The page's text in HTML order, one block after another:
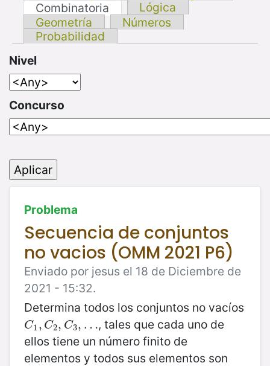
Combinatoria
Lógica
Geometría
Números
Probabilidad
Nivel
Concurso
Problema
Secuencia de conjuntos
no vacios (OMM 2021 P6)
Enviado por jesus el 18 de Diciembre de
2021 - 15:32.
Determina todos los conjuntos no vacíos
C1, C2, C3, …
C1 ,C2,C3,…
, tales que cada uno de
ellos tiene un número finito de
elementos y todos sus elementos son